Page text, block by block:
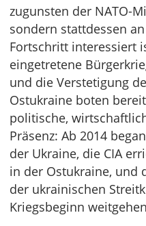
zugunsten der NATO-
sondern stattdessen
Fortschritt interessiert
eingetretene
und die Verstetigung
Ostukraine boten
politische,
Präsenz: Ab 2014
der Ukraine, die CIA
in der Ostukraine, und
der ukrainischen
Kriegsbeginn